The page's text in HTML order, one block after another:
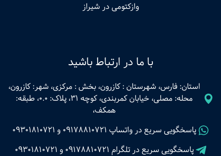
وازکتومی در شیراز
با ما در ارتباط باشید
استان: فارس، شهرستان : کازرون، بخش : مرکزی، شهر: کازرون،
محله: مصلی، خیابان کمربندی، کوچه 31، پلاک: 0.0، طبقه:
همکف،
پاسخگویی سریع در واتساپ 09178810721 و 09301810721
پاسخگویی سریع در تلگرام 09178810721 و 09301810721